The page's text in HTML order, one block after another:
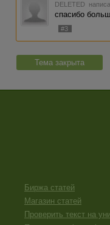
DELETED
спасибо
#3
Тема закрыта
Биржа статей
Магазин статей
Проверить текст на